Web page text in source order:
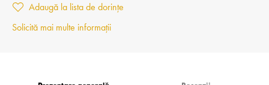
Adaugă la lista de dorințe
Solicită mai multe informații